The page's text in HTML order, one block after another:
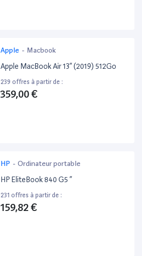
Apple - Macbook
Apple MacBook Air 13” (2019) 512Go
239 offres à partir de :
359,00 €
HP - Ordinateur portable
HP EliteBook 840 G5 ”
231 offres à partir de :
159,82 €